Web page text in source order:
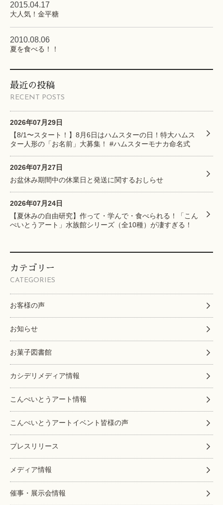
最近の投稿
RECENT POSTS
2026年07月29日
【8/1〜スタート！】8月6日はハムスターの日！特大ハムス
ター人形の「お名前」大募集！ #ハムスターモナカ命名式
2026年07月27日
お盆休み期間中の休業日と発送に関するおしらせ
2026年07月24日
【夏休みの自由研究】作って・学んで・食べられる！「こん
ぺいとうアート」水族館シリーズ（全10種）が凄すぎる！
カテゴリー
CATEGORIES
お客様の声
お知らせ
お菓子図書館
カシデリメディア情報
こんぺいとうアート情報
こんぺいとうアートイベント皆様の声
プレスリリース
メディア情報
催事・展示会情報
2015.04.17
大人気！金平糖
2010.08.06
夏を食べる！！